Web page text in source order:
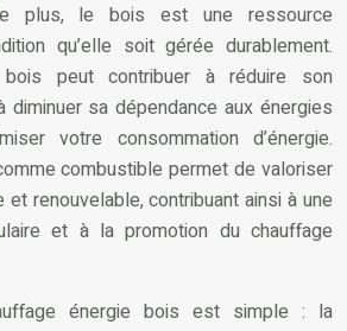
plus, le bois est une ressource
qu’elle soit gérée durablement.
peut contribuer à réduire son
diminuer sa dépendance aux énergies
votre consommation d’énergie.
combustible permet de valoriser
renouvelable, contribuant ainsi à une
et à la promotion du chauffage
énergie bois est simple : la